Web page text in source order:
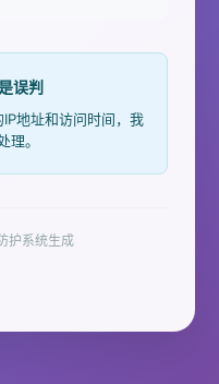
误判
地址和访问时间，我
理。
护系统生成